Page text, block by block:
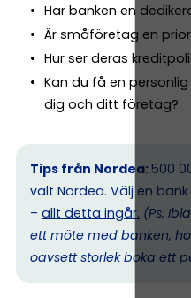
Har banken en
Är småföretag en
Hur ser deras
Kan du få en
dig och ditt företag?
Tips från Nordea: 500
valt Nordea. Välj en
– allt detta ingår. (Ps. I
ett möte med banken,
oavsett storlek boka ett